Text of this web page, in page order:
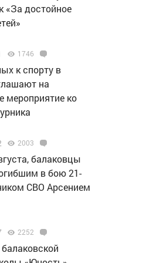
«За достойное
1746
к спорту в
на
мероприятие ко
2003
балаковцы
в бою 21-
СВО Арсением
2252